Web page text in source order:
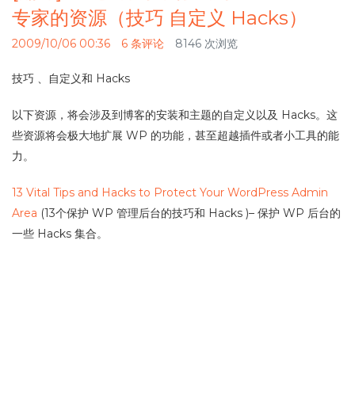
专家的资源（技巧 自定义 Hacks）
2009/10/06 00:36 6 条评论 8146 次浏览
技巧 、自定义和 Hacks
以下资源，将会涉及到博客的安装和主题的自定义以及 Hacks。这
些资源将会极大地扩展 WP 的功能，甚至超越插件或者小工具的能
力。
13 Vital Tips and Hacks to Protect Your WordPress Admin
Area (13个保护 WP 管理后台的技巧和 Hacks )– 保护 WP 后台的
一些 Hacks 集合。